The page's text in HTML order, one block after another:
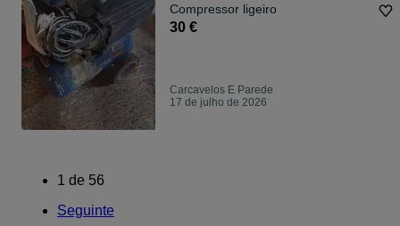
Compressor ligeiro
30 €
Carcavelos E Parede
17 de julho de 2026
1 de 56
Seguinte